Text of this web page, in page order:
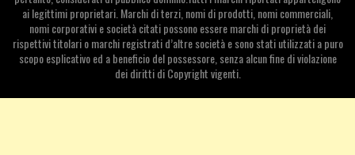
ai legittimi proprietari. Marchi di terzi, nomi di prodotti, nomi commerciali,
nomi corporativi e società citati possono essere marchi di proprietà dei
rispettivi titolari o marchi registrati d’altre società e sono stati utilizzati a puro
scopo esplicativo ed a beneficio del possessore, senza alcun fine di violazione
dei diritti di Copyright vigenti.